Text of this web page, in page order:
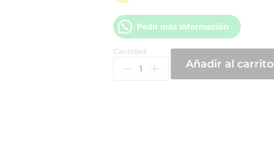
Pedir más información
Cantidad:
Añadir al carrito